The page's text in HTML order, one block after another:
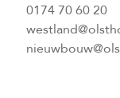
0174 70 60 20